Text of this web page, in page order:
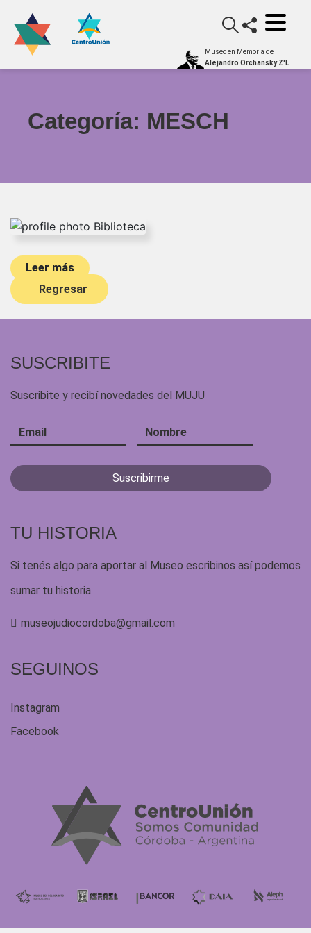
Museo en Memoria de
Alejandro Orchansky Z'L
Categoría: MESCH
Leer más
Regresar
SUSCRIBITE
Suscribite y recibí novedades del MUJU
TU HISTORIA
Si tenés algo para aportar al Museo escribinos así podemos
sumar tu historia
museojudiocordoba@gmail.com
SEGUINOS
Instagram
Facebook